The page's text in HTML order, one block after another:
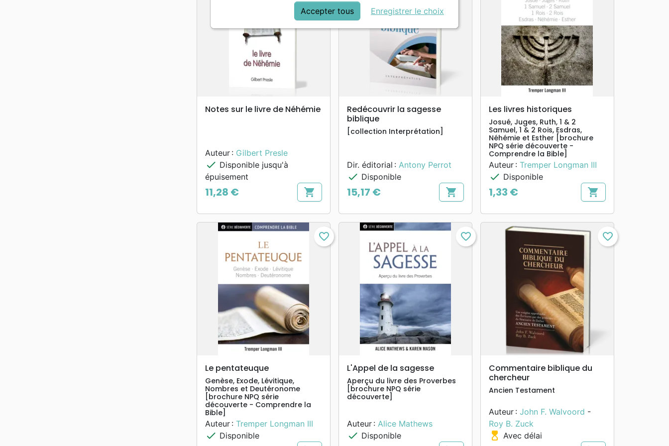
search APERÇU RAPIDE
Notes sur le livre de Néhémie
Auteur : Gilbert Presle
check Disponible jusqu'à
épuisement
Prix
11,28 € shopping_cart
search APERÇU RAPIDE
Redécouvrir la sagesse
biblique
[collection Interprétation]
Dir. éditorial : Antony Perrot
check Disponible
Prix
15,17 € shopping_cart
search APERÇU RAPIDE
Les livres historiques
Josué, Juges, Ruth, 1 & 2
Samuel, 1 & 2 Rois, Esdras,
Néhémie et Esther [brochure
NPQ série découverte -
Comprendre la Bible]
Auteur : Tremper Longman III
check Disponible
Prix
1,33 € shopping_cart
search APERÇU RAPIDE
favorite_border
Le pentateuque
Genèse, Exode, Lévitique,
Nombres et Deutéronome
[brochure NPQ série
découverte - Comprendre la
Bible]
Auteur : Tremper Longman III
check Disponible
search APERÇU RAPIDE
favorite_border
L'Appel de la sagesse
Aperçu du livre des Proverbes
[brochure NPQ série
découverte]
Auteur : Alice Mathews
check Disponible
search APERÇU RAPIDE
favorite_border
Commentaire biblique du
chercheur
Ancien Testament
Auteur : John F. Walvoord -
Roy B. Zuck
hourglass_top Avec délai
Accepter tous Enregistrer le choix